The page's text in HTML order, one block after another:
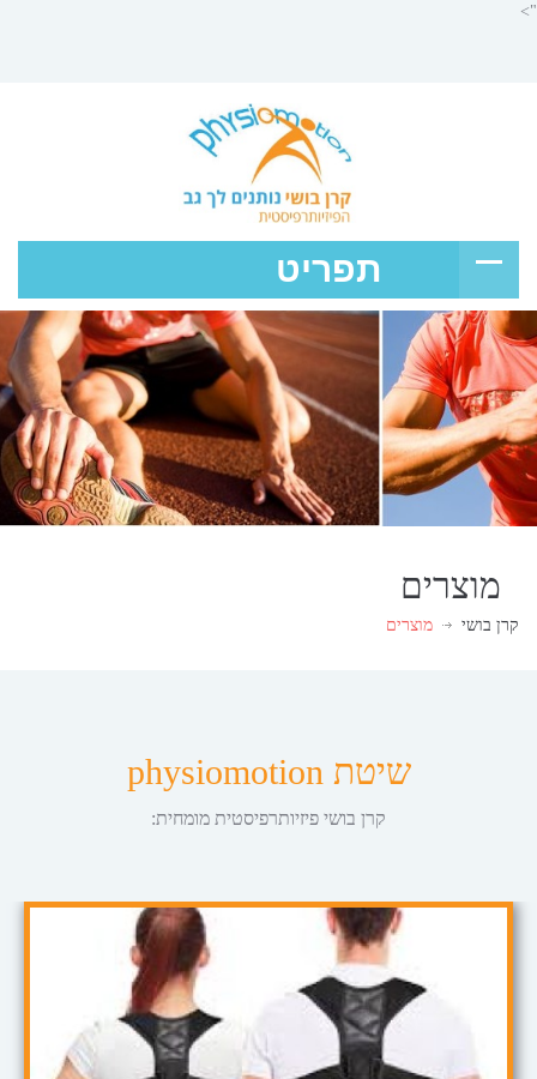
">
תפריט
מוצרים
קרן בושי מוצרים
שיטת physiomotion
קרן בושי פיזיותרפיסטית מומחית: